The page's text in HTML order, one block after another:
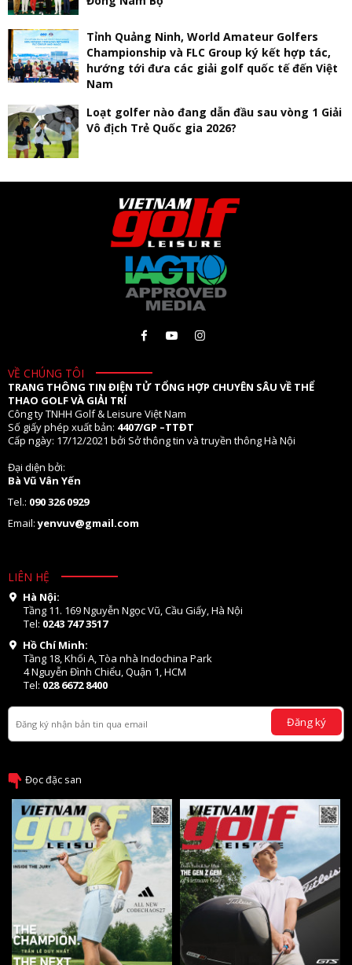
Tỉnh Quảng Ninh, World Amateur Golfers
Championship và FLC Group ký kết hợp tác,
hướng tới đưa các giải golf quốc tế đến Việt
Nam
Loạt golfer nào đang dẫn đầu sau vòng 1 Giải
Vô địch Trẻ Quốc gia 2026?
VỀ CHÚNG TÔI
TRANG THÔNG TIN ĐIỆN TỬ TỔNG HỢP CHUYÊN SÂU VỀ THỂ
THAO GOLF VÀ GIẢI TRÍ
Công ty TNHH Golf & Leisure Việt Nam
Số giấy phép xuất bản: 4407/GP –TTĐT
Cấp ngày: 17/12/2021 bởi Sở thông tin và truyền thông Hà Nội
Đại diện bởi:
Bà Vũ Vân Yến
Tel.: 090 326 0929
Email:yenvuv@gmail.com
LIÊN HỆ
Hà Nội:
Tầng 11. 169 Nguyễn Ngọc Vũ, Cầu Giấy, Hà Nội
Tel: 0243 747 3517
Hồ Chí Minh:
Tầng 18, Khối A, Tòa nhà Indochina Park
4 Nguyễn Đình Chiểu, Quận 1, HCM
Tel: 028 6672 8400
Đăng ký
Đọc đặc san